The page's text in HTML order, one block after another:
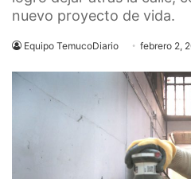
nuevo proyecto de vida.
Equipo TemucoDiario febrero 2,